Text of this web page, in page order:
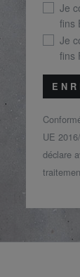
Je
fins
Je
fins
UE
déclare